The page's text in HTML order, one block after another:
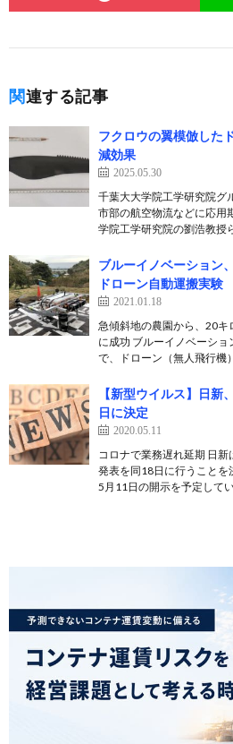
関連する記事
フクロウの翼模倣した
減効果
2025.05.30
千葉大大学院工学研究院グ
市部の航空物流などに応用
学院工学研究院の劉浩教授
ブルーイノベーション
ドローン自動運搬実験
2021.01.18
急傾斜地の農園から、20
に成功 ブルーイノベーシ
で、ドローン（無人飛行機
【新型ウイルス】日
日に決定
2020.05.11
コロナで業務遅れ延期 日
発表を同18日に行うことを
5月11日の開示を予定して